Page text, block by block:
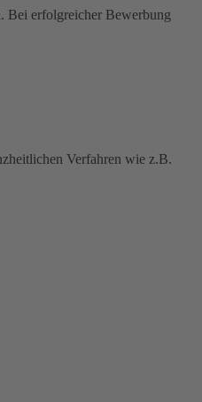
Bei erfolgreicher Bewerbung
Verfahren wie z.B.